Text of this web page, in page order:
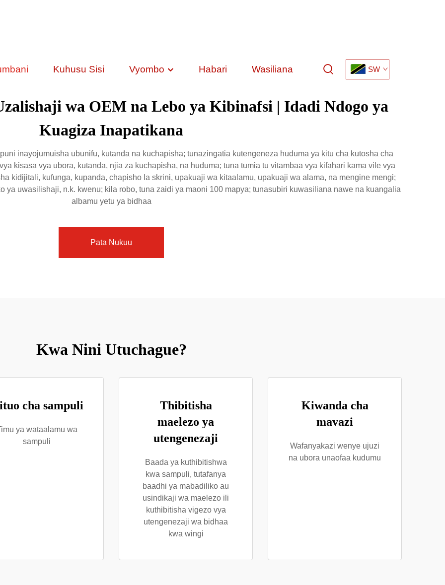
Kuhusu Sisi Vyombo Habari Wasiliana SW
wa OEM na Lebo ya Kibinafsi | Idadi Ndogo ya
Kuagiza Inapatikana
inayojumuisha ubunifu, kutanda na kuchapisha; tunazingatia kutengeneza huduma ya kitu cha kutosha cha
kisasa vya ubora, kutanda, njia za kuchapisha, na huduma; tuna tumia tu vitambaa vya kifahari kama vile vya
kidijitali, kufunga, kupanda, chapisho la skrini, upakuaji wa kitaalamu, upakuaji wa alama, na mengine mengi;
ya uwasilishaji, n.k. kwenu; kila robo, tuna zaidi ya maoni 100 mapya; tunasubiri kuwasiliana nawe na kuangalia
albamu yetu ya bidhaa
Pata Nukuu
Kwa Nini Utuchague?
cha sampuli
ya wataalamu wa
sampuli
Thibitisha
maelezo ya
utengenezaji
Baada ya kuthibitishwa
kwa sampuli, tutafanya
baadhi ya mabadiliko au
usindikaji wa maelezo ili
kuthibitisha vigezo vya
utengenezaji wa bidhaa
kwa wingi
Kiwanda cha
mavazi
Wafanyakazi wenye ujuzi
na ubora unaofaa kudumu